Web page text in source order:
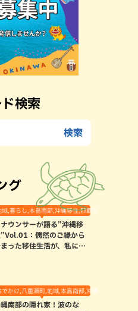
検索
グ
域,暮らし,本島南部,沖縄移住,那覇市
ナウンサーが語る”沖縄移
：偶然のご縁から
った移住生活が、私にと
でかけ,八重瀬町,地域,本島南部,沖縄の海,自然
南部の隠れ家！波のな